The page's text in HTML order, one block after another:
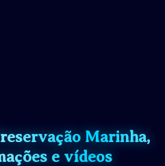
Marinha,
e vídeos